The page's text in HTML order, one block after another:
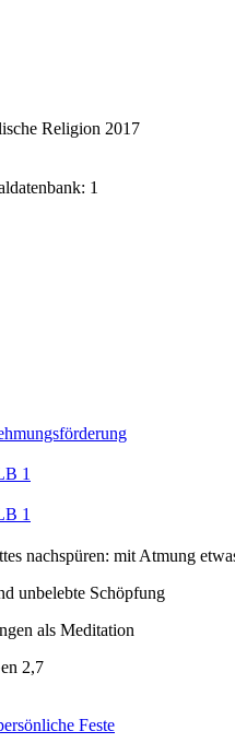
Religion 2017
1
1
1
nachspüren: mit Atmung
unbelebte Schöpfung
als Meditation
2,7
Feste